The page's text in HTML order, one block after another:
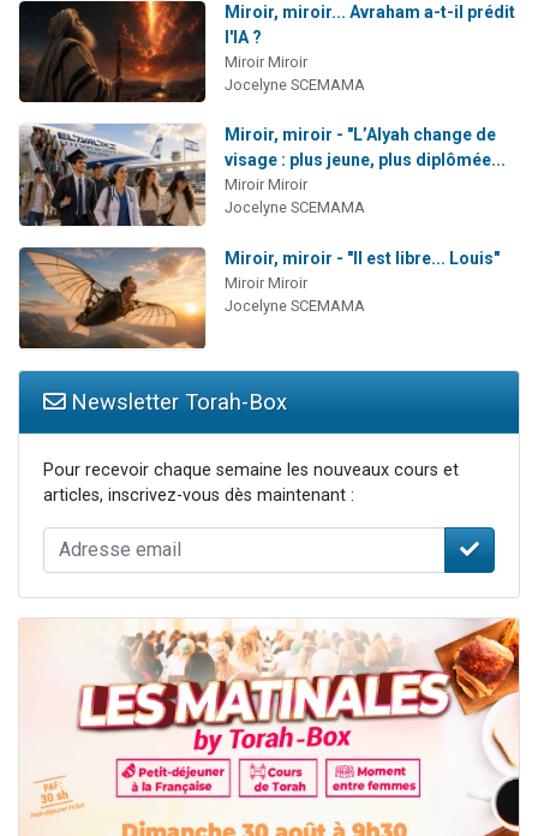
Miroir, miroir... Avraham a-t-il prédit
l'IA ?
Miroir Miroir
Jocelyne SCEMAMA
Miroir, miroir - "L’Alyah change de
visage : plus jeune, plus diplômée...
Miroir Miroir
Jocelyne SCEMAMA
Miroir, miroir - "Il est libre... Louis"
Miroir Miroir
Jocelyne SCEMAMA
Newsletter Torah-Box
Pour recevoir chaque semaine les nouveaux cours et
articles, inscrivez-vous dès maintenant :